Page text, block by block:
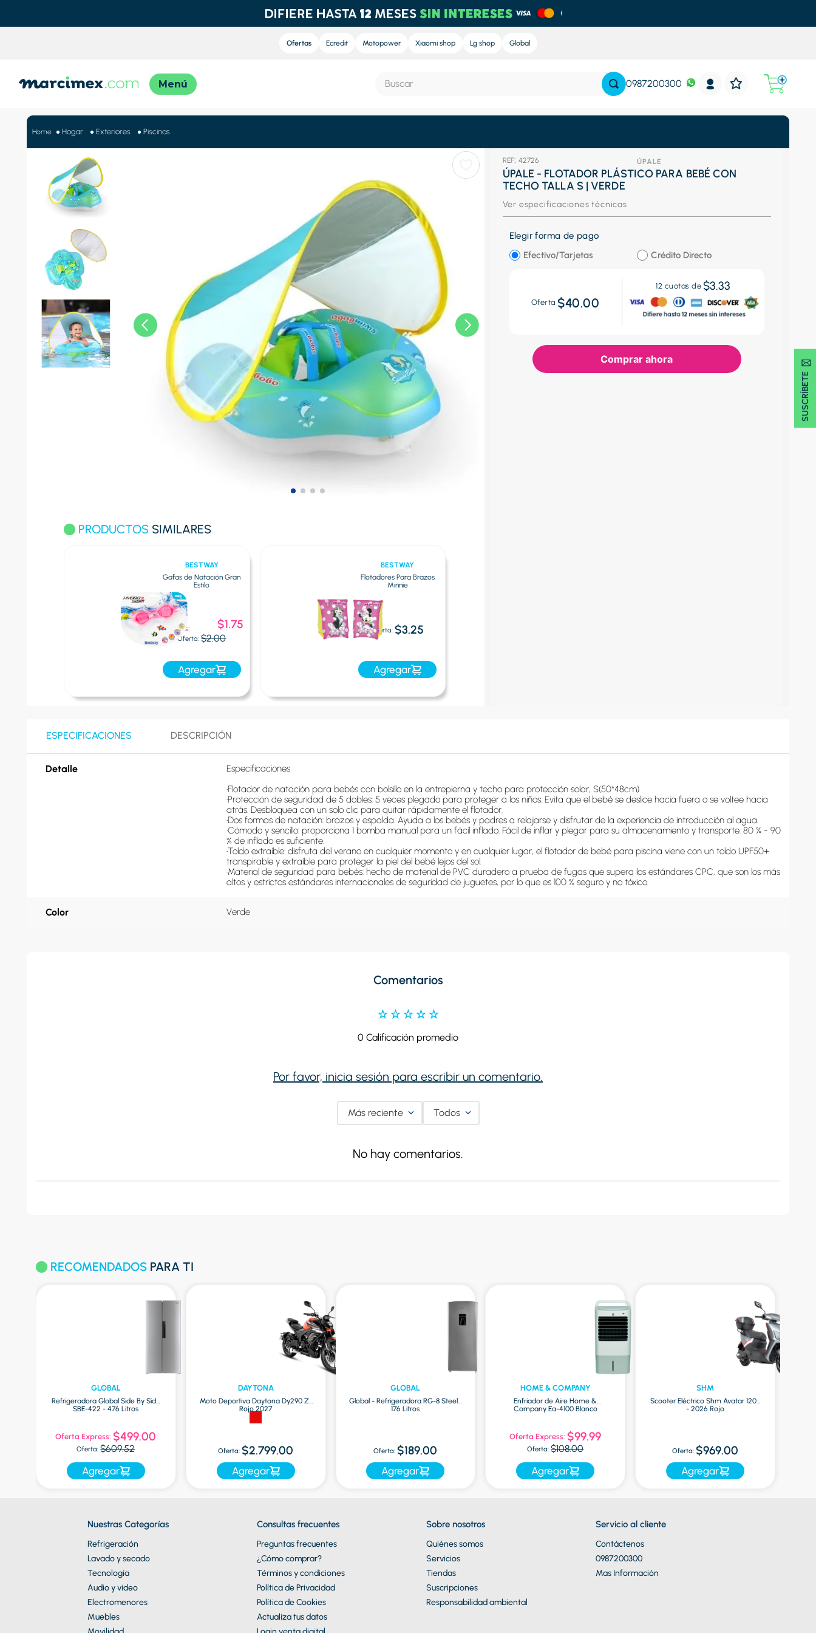
Ofertas Ecredit Motopower Xiaomi shop Lg shop Global
0987200300
SUSCRÍBETE 🖂
Hogar Exteriores Piscinas
PRODUCTOS SIMILARES
BESTWAY
Gafas de Natación Gran
Estilo
Oferta:$2.00
Oferta
Express:
$1.75
Agregar
BESTWAY
Flotadores Para Brazos
Minnie
Oferta:$3.25
Agregar
: 42726 ÚPALE
ÚPALE - FLOTADOR PLÁSTICO PARA BEBÉ CON
TECHO TALLA S | VERDE
Ver especificaciones técnicas
Elegir forma de pago
Efectivo/Tarjetas
Crédito Directo
Oferta $40.00
12 cuotas de $3.33
Comprar ahora
ESPECIFICACIONES DESCRIPCIÓN
Detalle
Especificaciones
•Flotador de natación para bebés con bolsillo en la entrepierna y techo para protección solar, S(50*48cm)
•Protección de seguridad de 5 dobles: 5 veces plegado para proteger a los niños. Evita que el bebé se deslice hacia fuera o se voltee hacia
atrás. Desbloquea con un solo clic para quitar rápidamente el flotador.
•Dos formas de natación: brazos y espalda. Ayuda a los bebés y padres a relajarse y disfrutar de la experiencia de introducción al agua.
•Cómodo y sencillo: proporciona 1 bomba manual para un fácil inflado. Fácil de inflar y plegar para su almacenamiento y transporte. 80 % - 90
% de inflado es suficiente.
•Toldo extraíble: disfruta del verano en cualquier momento y en cualquier lugar, el flotador de bebé para piscina viene con un toldo UPF50+
transpirable y extraíble para proteger la piel del bebé lejos del sol.
•Material de seguridad para bebés: hecho de material de PVC duradero a prueba de fugas que supera los estándares CPC, que son los más
altos y estrictos estándares internacionales de seguridad de juguetes, por lo que es 100 % seguro y no tóxico.
Color Verde
Comentarios
☆☆☆☆☆
0 Calificación promedio
Por favor, inicia sesión para escribir un comentario.
Más reciente Todos
No hay comentarios.
RECOMENDADOS PARA TI
GLOBAL
Refrigeradora Global Side By Side
SBE-422 - 476 Litros
Oferta Express: $499.00
Oferta: $609.52
Agregar
DAYTONA
Moto Deportiva Daytona Dy290 Zr
Rojo 2027
Oferta: $2.799.00
Agregar
GLOBAL
Global - Refrigeradora RG-8 Steel |
176 Litros
Oferta: $189.00
Agregar
HOME & COMPANY
Enfriador de Aire Home &
Company Ea-4100 Blanco
Oferta Express: $99.99
Oferta: $108.00
Agregar
SHM
Scooter Eléctrico Shm Avatar 1200
- 2026 Rojo
Oferta: $969.00
Agregar
Nuestras Categorías
Refrigeración
Lavado y secado
Tecnología
Audio y video
Electromenores
Muebles
Consultas frecuentes
Preguntas frecuentes
¿Cómo comprar?
Términos y condiciones
Política de Privacidad
Política de Cookies
Actualiza tus datos
Sobre nosotros
Quiénes somos
Servicios
Tiendas
Suscripciones
Responsabilidad ambiental
Servicio al cliente
Contáctenos
0987200300
Mas Información
2.
moto
england sound pro
refrigeradora
celulares
9.
congelador